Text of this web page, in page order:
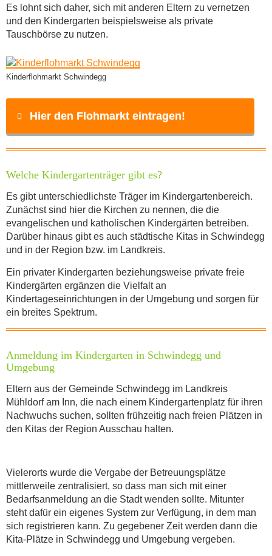
Es lohnt sich daher, sich mit anderen Eltern zu vernetzen
und den Kindergarten beispielsweise als private
Tauschbörse zu nutzen.
Kinderflohmarkt Schwindegg
Hier den Flohmarkt eintragen!
Name*
E-Mail*
INFORMATIONEN
Was für eine Art von Flohmarkt möchten
Wann findet der Flohmarkt statt?
Öffnungszeit*
Welche Kindergartenträger gibt es?
Es gibt unterschiedlichste Träger im Kindergartenbereich.
Zunächst sind hier die Kirchen zu nennen, die die
evangelischen und katholischen Kindergärten betreiben.
Darüber hinaus gibt es auch städtische Kitas in Schwindegg
und in der Region bzw. im Landkreis.
Ein privater Kindergarten beziehungsweise private freie
Kindergärten ergänzen die Vielfalt an
Kindertageseinrichtungen in der Umgebung und sorgen für
ein breites Spektrum.
Anmeldung im Kindergarten in Schwindegg und
Umgebung
Eltern aus der Gemeinde Schwindegg im Landkreis
Mühldorf am Inn, die nach einem Kindergarten­platz für ihren
Nachwuchs suchen, sollten frühzeitig nach freien Plätzen in
den Kitas der Region Ausschau halten.
Vielerorts wurde die Vergabe der Betreuungsplätze
mittlerweile zentralisiert, so dass man sich mit einer
Bedarfsanmeldung an die Stadt wenden sollte. Mitunter
steht dafür ein eigenes System zur Verfügung, in dem man
sich registrieren kann. Zu gegebener Zeit werden dann die
Kita-Plätze in Schwindegg und Umgebung vergeben.